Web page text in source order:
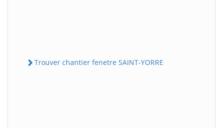
Trouver chantier fenetre SAINT-YORRE